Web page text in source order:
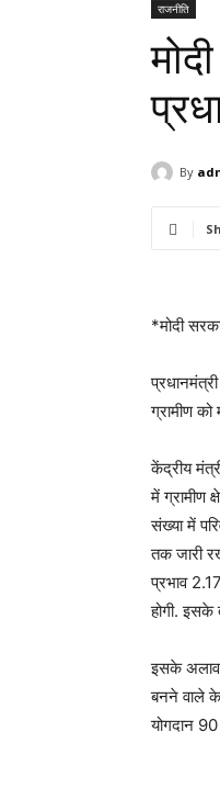
राजनीति
By
*मोदी
ग्रामीण
केंद्रीय
में ग्रामीण
संख्या में
तक जारी
प्रभाव
होगी. इसके
इसके
बनने वाले
योगदान 90